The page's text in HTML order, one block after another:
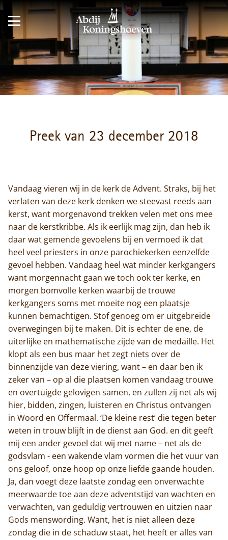
Preek van 23 december 2018
Vandaag vieren wij in de kerk de Advent. Straks, bij het
verlaten van deze kerk denken we steevast reeds aan
kerst, want morgenavond trekken velen met ons mee
naar de kerstkribbe. Als ik eerlijk mag zijn, dan heb ik
daar wat gemende gevoelens bij en vermoed ik dat
heel veel priesters in onze parochiekerken eenzelfde
gevoel hebben. Vandaag heel wat minder kerkgangers
want morgennacht gaan we toch ook ter kerke, en
morgen bomvolle kerken waarbij de trouwe
kerkgangers soms met moeite nog een plaatsje
kunnen bemachtigen. Stof genoeg om er uitgebreide
overwegingen bij te maken. Dit is echter de ene, de
uiterlijke en mathematische zijde van de medaille. Het
klopt als een bus maar het zegt niets over de
binnenzijde van deze viering, want – en daar ben ik
zeker van – op al die plaatsen komen vandaag trouwe
en overtuigde gelovigen samen, en zullen zij net als wij
hier, bidden, zingen, luisteren en Christus ontvangen
in Woord en Offermaal. ‘De kleine rest’ die tegen beter
weten in trouw blijft in de dienst aan God. en dit geeft
mij een ander gevoel dat wij met name – net als de
godsvlam - een wakende vlam vormen die het vuur van
ons geloof, onze hoop op onze liefde gaande houden.
Ja, dan voegt deze laatste zondag een onverwachte
meerwaarde toe aan deze adventstijd van wachten en
verwachten, van geduldig vertrouwen en uitzien naar
Gods menswording. Want, het is niet alleen deze
zondag die in de schaduw staat, het heeft er alles van